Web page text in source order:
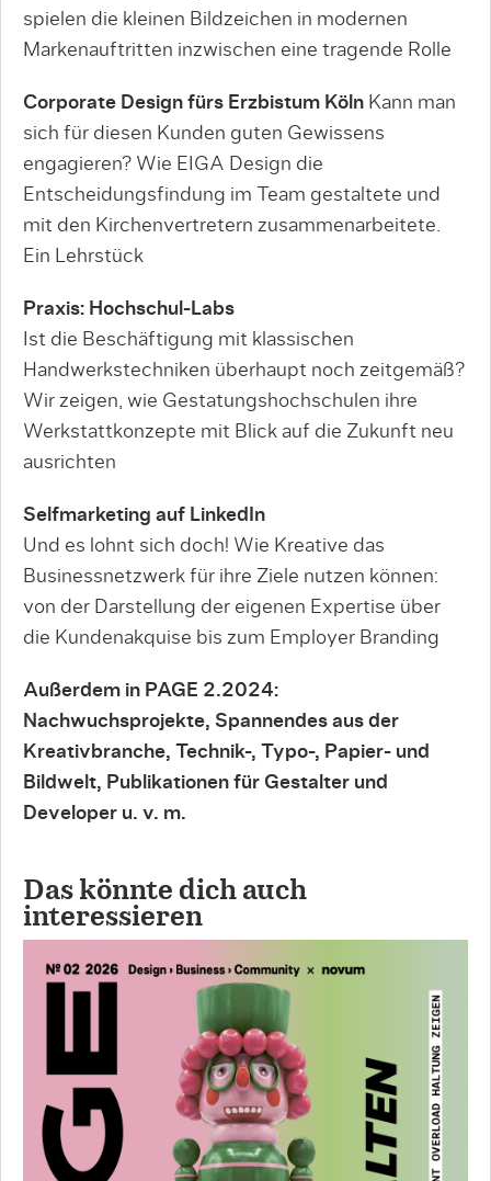
spielen die kleinen Bildzeichen in modernen
Markenauftritten inzwischen eine tragende Rolle
Corporate Design fürs Erzbistum Köln Kann man
sich für diesen Kunden guten Gewissens
engagieren? Wie EIGA Design die
Entscheidungsfindung im Team gestaltete und
mit den Kirchenvertretern zusammenarbeitete.
Ein Lehrstück
Praxis: Hochschul-Labs
Ist die Beschäftigung mit klassischen
Handwerkstechniken überhaupt noch zeitgemäß?
Wir zeigen, wie Gestatungshochschulen ihre
Werkstattkonzepte mit Blick auf die Zukunft neu
ausrichten
Selfmarketing auf LinkedIn
Und es lohnt sich doch! Wie Kreative das
Businessnetzwerk für ihre Ziele nutzen können:
von der Darstellung der eigenen Expertise über
die Kundenakquise bis zum Employer Branding
Außerdem in PAGE 2.2024:
Nachwuchsprojekte, Spannendes aus der
Kreativbranche, Technik-, Typo-, Papier- und
Bildwelt, Publikationen für Gestalter und
Developer u. v. m.
Das könnte dich auch
interessieren